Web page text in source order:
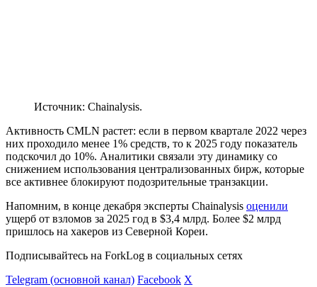
Источник: Chainalysis.
Активность CMLN растет: если в первом квартале 2022 через
них проходило менее 1% средств, то к 2025 году показатель
подскочил до 10%. Аналитики связали эту динамику со
снижением использования централизованных бирж, которые
все активнее блокируют подозрительные транзакции.
Напомним, в конце декабря эксперты Chainalysis оценили
ущерб от взломов за 2025 год в $3,4 млрд. Более $2 млрд
пришлось на хакеров из Северной Кореи.
Подписывайтесь на ForkLog в социальных сетях
Telegram (основной канал) Facebook X